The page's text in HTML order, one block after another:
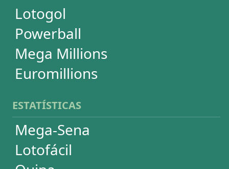
Powerball
Mega Millions
Euromillions
DESDOBRAMENTOS
Lotofácil
Quina
+Milionária
Dia de Sorte